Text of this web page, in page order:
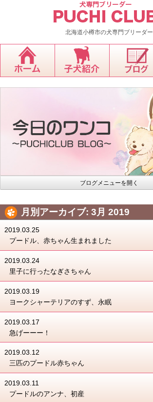
北海道小樽市の犬専門ブリーダー
ブログメニューを開く
月別アーカイブ:3月 2019
2019.03.25
プードル、赤ちゃん生まれました
2019.03.24
里子に行ったなぎさちゃん
2019.03.19
ヨークシャーテリアのすず、永眠
2019.03.17
急げーーー！
2019.03.12
三匹のプードル赤ちゃん
2019.03.11
プードルのアンナ、初産